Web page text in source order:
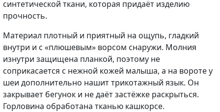
синтетической ткани, которая придаёт изделию
прочность.
Материал плотный и приятный на ощупь, гладкий
внутри и с «плюшевым» ворсом снаружи. Молния
изнутри защищена планкой, поэтому не
соприкасается с нежной кожей малыша, а на вороте у
шеи дополнительно нашит трикотажный язык. Он
закрывает бегунок и не даёт застёжке раскрыться.
Горловина обработана тканью кашкорсе.